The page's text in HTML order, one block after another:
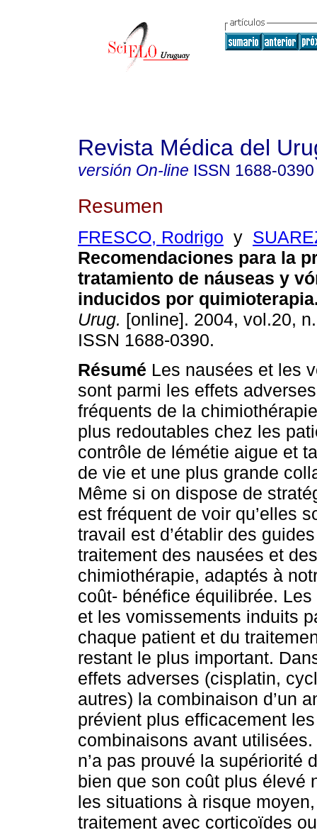
Revista Médica del
versión On-line ISSN 1688-0390
Resumen
FRESCO, Rodrigo y
Recomendaciones para la
tratamiento de náuseas y
inducidos por quimioterapia
Urug. [online]. 2004, vol.20,
ISSN 1688-0390.
Résumé Les nausées et les
sont parmi les effets
fréquents de la
plus redoutables chez les
contrôle de lémétie aigue et
de vie et une plus grande
Même si on dispose de
est fréquent de voir qu’elles
travail est d’établir des
traitement des nausées et
chimiothérapie, adaptés à
coût- bénéfice équilibrée.
et les vomissements induits
chaque patient et du
restant le plus important.
effets adverses (cisplatin,
autres) la combinaison d’un
prévient plus efficacement
combinaisons avant
n’a pas prouvé la supériorité
bien que son coût plus élevé
les situations à risque
traitement avec corticoïdes